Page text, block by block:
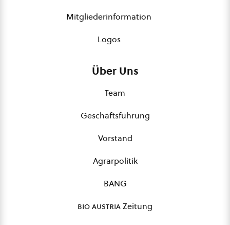
Mitgliederinformation
Logos
Über Uns
Team
Geschäftsführung
Vorstand
Agrarpolitik
BANG
bio austriaZeitung